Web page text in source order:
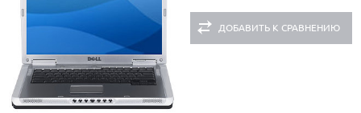
ДОБАВИТЬ К СРАВНЕНИЮ